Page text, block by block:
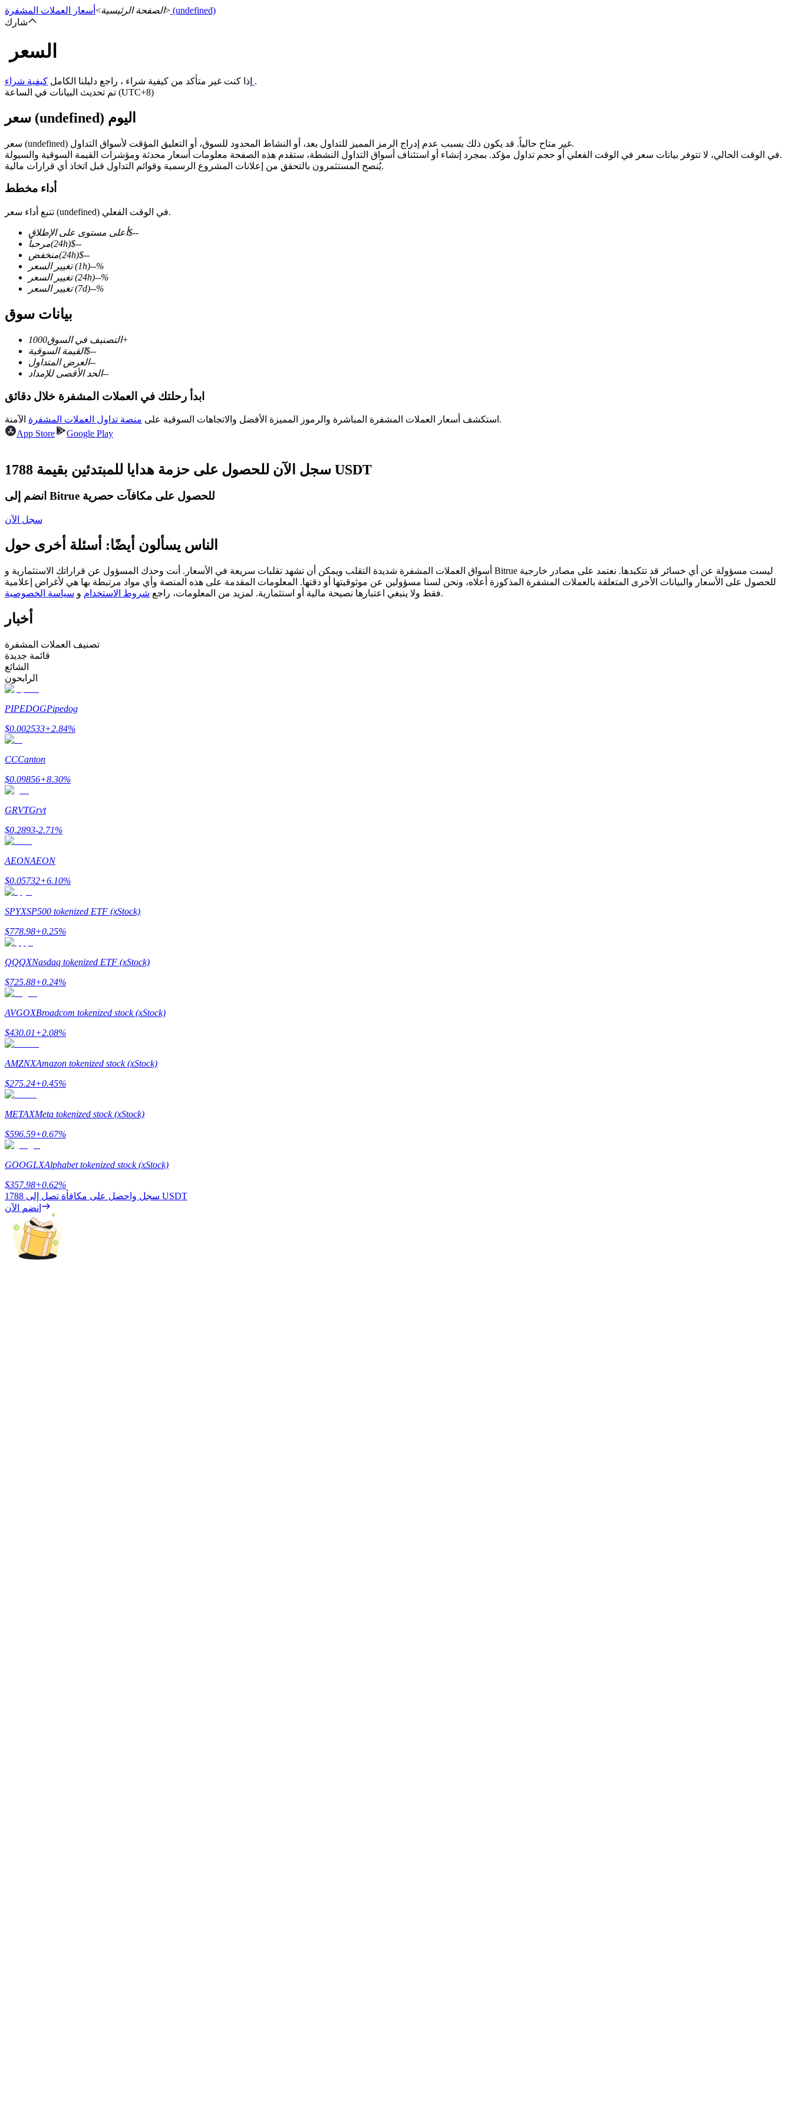
العقود الآجلة
العقود الآجلة للعملات المشفرة
العقود الآجلة باستخدام USDC كضمان
انضم إلى أفضل المتداولين
كن متداول نسخ
استمتع بتقاسم الأرباح وعمولات نسخ التداول
دليل المبتدئين للعقود الآجلة
استراتيجيات التداول
تعلم كيفية البقاء مربحة
الصفحة الرئيسية> أسعار العملات المشفرة > (undefined)
شارك
السعر
إذا كنت غير متأكد من كيفية شراء ، راجع دليلنا الكامل .
تم تحديث البيانات في الساعة (UTC+8)
سعر (undefined) اليوم
سعر (undefined) غير متاح حالياً. قد يكون ذلك بسبب عدم إدراج الرمز المميز للتداول بعد، أو النشاط المحدود للسوق، أو التعليق المؤقت لأسواق التداول.
في الوقت الحالي، لا تتوفر بيانات سعر في الوقت الفعلي أو حجم تداول مؤكد. بمجرد إنشاء أو استئناف أسواق التداول النشطة، ستقدم هذه الصفحة معلومات أسعار محدثة ومؤشرات القيمة السوقية والسيولة.
يُنصح المستثمرون بالتحقق من إعلانات المشروع الرسمية وقوائم التداول قبل اتخاذ أي قرارات مالية.
أداء مخطط
تتبع أداء سعر (undefined) في الوقت الفعلي.
أعلى مستوى على الإطلاق$--
مرحباً
(24h)$--
منخفض
(24h)$--
تغيير السعر
(1h)--%
تغيير السعر
(24h)--%
تغيير السعر
(7d)--%
بيانات سوق
التصنيف في السوق1000+
القيمة السوقية$--
العرض المتداول--
الحد الأقصى للإمداد--
ابدأ رحلتك في العملات المشفرة خلال دقائق
استكشف أسعار العملات المشفرة المباشرة والرموز المميزة الأفضل والاتجاهات السوقية على منصة تداول العملات المشفرة
الآمنة.
App Store
Google Play
سجل الآن للحصول على حزمة هدايا للمبتدئين بقيمة 1788 USDT
انضم إلى Bitrue للحصول على مكافآت حصرية
سجل الآن
الناس يسألون أيضًا: أسئلة أخرى حول
أسواق العملات المشفرة شديدة التقلب ويمكن أن تشهد تقلبات سريعة في الأسعار. أنت وحدك المسؤول عن قراراتك الاستثمارية و Bitrue ليست مسؤولة عن أي خسائر قد تتكبدها. نعتمد على مصادر خارجية
للحصول على الأسعار والبيانات الأخرى المتعلقة بالعملات المشفرة المذكورة أعلاه، ونحن لسنا مسؤولين عن موثوقيتها أو دقتها. المعلومات المقدمة على هذه المنصة وأي مواد مرتبطة بها هي لأغراض إعلامية
فقط ولا ينبغي اعتبارها نصيحة مالية أو استثمارية. لمزيد من المعلومات، راجع شروط الاستخدام و سياسة الخصوصية .
أخبار
تصنيف العملات المشفرة
قائمة جديدة
الشائع
الرابحون
PIPEDOGPipedog
$0.002533+2.84%
CCCanton
$0.09856+8.30%
GRVTGrvt
$0.2893-2.71%
AEONAEON
$0.05732+6.10%
SPYXSP500 tokenized ETF (xStock)
$778.98+0.25%
QQQXNasdaq tokenized ETF (xStock)
$725.88+0.24%
AVGOXBroadcom tokenized stock (xStock)
$430.01+2.08%
AMZNXAmazon tokenized stock (xStock)
$275.24+0.45%
METAXMeta tokenized stock (xStock)
$596.59+0.67%
GOOGLXAlphabet tokenized stock (xStock)
$357.98+0.62%
سجل واحصل على مكافأة تصل إلى 1788 USDT
انضم الآن